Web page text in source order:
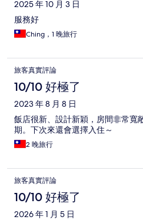
2025 年 10 月 3 日
服務好
Ching，1 晚旅行
旅客真實評論
10/10 好極了
2023 年 8 月 8 日
飯店很新、設計新穎，房間非常寬
期。下次來還會選擇入住～
2 晚旅行
旅客真實評論
10/10 好極了
2026 年 1 月 5 日